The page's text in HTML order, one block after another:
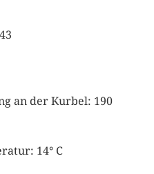
an der Kurbel: 190
14° C